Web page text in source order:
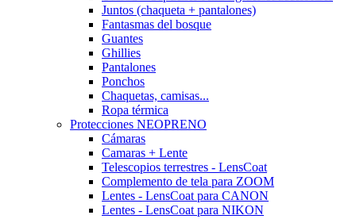
Juntos (chaqueta + pantalones)
Fantasmas del bosque
Guantes
Ghillies
Pantalones
Ponchos
Chaquetas, camisas...
Ropa térmica
Protecciones NEOPRENO
Cámaras
Camaras + Lente
Telescopios terrestres - LensCoat
Complemento de tela para ZOOM
Lentes - LensCoat para CANON
Lentes - LensCoat para NIKON